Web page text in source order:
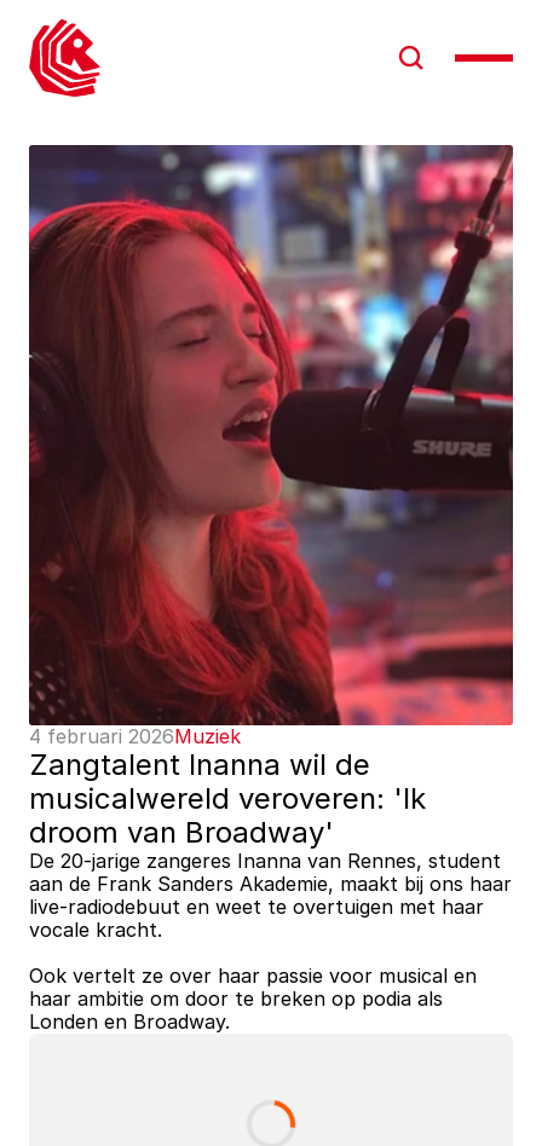
4 februari 2026Muziek
Zangtalent Inanna wil de
musicalwereld veroveren: 'Ik
droom van Broadway'
De 20-jarige zangeres Inanna van Rennes, student
aan de Frank Sanders Akademie, maakt bij ons haar
live-radiodebuut en weet te overtuigen met haar
vocale kracht.
Ook vertelt ze over haar passie voor musical en
haar ambitie om door te breken op podia als
Londen en Broadway.